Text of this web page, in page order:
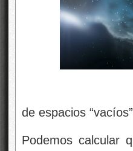
El
de espacios “vacíos”
Podemos calcular